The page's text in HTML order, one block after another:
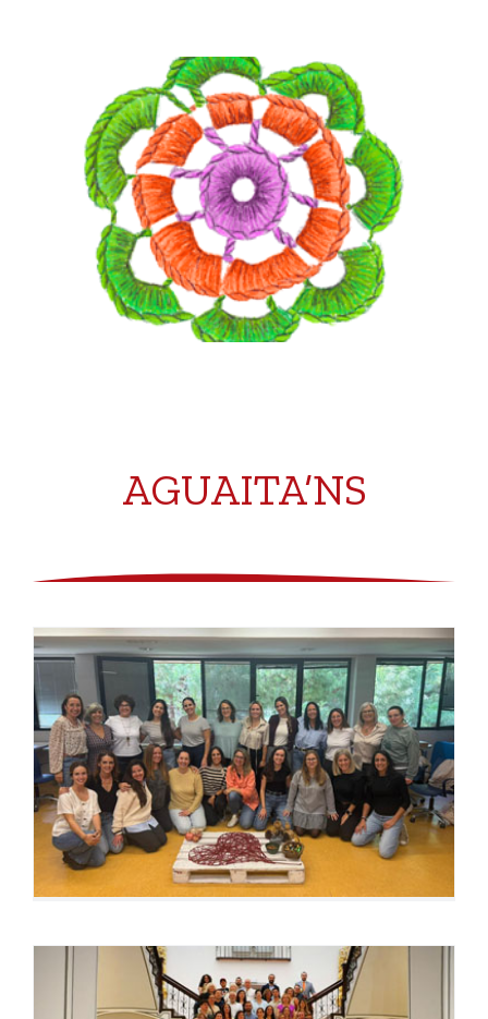
IGUALTAT I DIVERSITAT
És en la infància on es comença a construir la
identitat i s’assoleixen actituds i conductes
lligades a la imitació del món adult que ens
envolta. Des de l’escola hem de ser sensibles a
aquest tema.
+INFORMACIÓ
AGUAITA’NS